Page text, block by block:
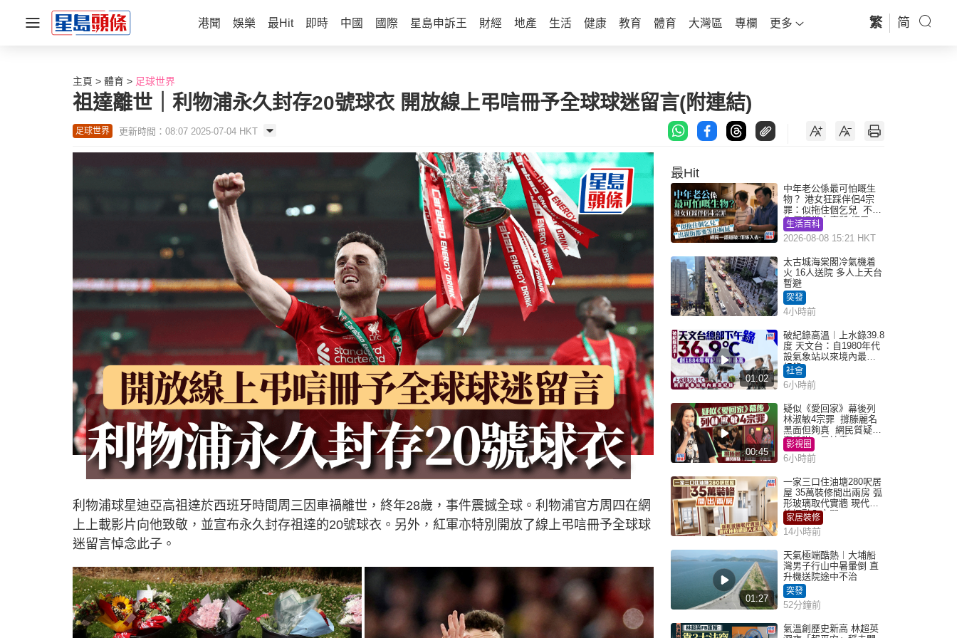
港聞 娛樂 最Hit 即時 中國 國際 星島申訴王 財經 地產 生活 健康 教育 體育 大灣區 專欄 更多 繁 简
主頁 體育 足球世界
祖達離世｜利物浦永久封存20號球衣 開放線上弔唁冊予全球球迷留言(附連結)
足球世界 更新時間：08:07 2025-07-04 HKT
利物浦球星迪亞高祖達於西班牙時間周三因車禍離世，終年28歲，事件震撼全球。利物浦官方周四在網
上上載影片向他致敬，並宣布永久封存祖達的20號球衣。另外，紅軍亦特別開放了線上弔唁冊予全球球
迷留言悼念此子。
最Hit
中年老公係最可怕嘅生
物？ 港女狂踩伴侶4宗
罪：似拖住個乞兒 不解
為何經常去廁所 網民一
語道破
生活百科
2026-08-08 15:21 HKT
太古城海棠閣冷氣機着
火 16人送院 多人上天台
暫避
突發
4小時前
01:02
破紀錄高溫︱上水錄39.8
度 天文台：自1980年代
設氣象站以來境內最高
紀錄
社會
6小時前
00:45
疑似《愛回家》幕後列
林淑敏4宗罪 撐滕麗名
黑面但夠真 網民質疑：
真係咁一早被雪
影視圈
6小時前
一家三口住油塘280呎居
屋 35萬裝修間出兩房 弧
形玻璃取代實牆 現代神
枱櫃融入玄關
家居裝修
14小時前
01:27
天氣極端酷熱︱大埔船
灣男子行山中暑暈倒 直
升機送院途中不治
突發
52分鐘前
氣溫創歷史新高 林超英